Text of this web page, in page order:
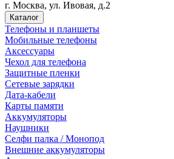
г. Москва, ул. Ивовая, д.2
Каталог
Телефоны и планшеты
Мобильные телефоны
Аксессуары
Чехол для телефона
Защитные пленки
Сетевые зарядки
Дата-кабели
Карты памяти
Аккумуляторы
Наушники
Селфи палка / Монопод
Внешние аккумуляторы